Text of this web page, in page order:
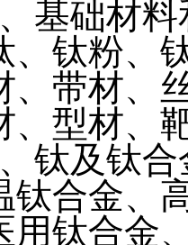
基础材
、钛粉、
、带材、
、型材、
钛及钛
钛合金、
用钛合金